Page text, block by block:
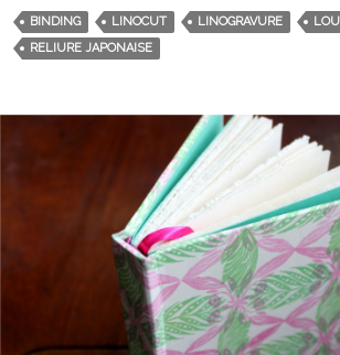
BINDING LINOCUT LINOGRAVURE
RELIURE JAPONAISE